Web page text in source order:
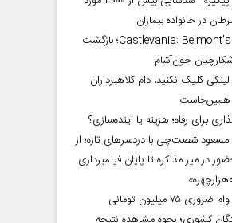
در خانواده بیماران
Castlevania: Belmont’s Curse؛ بازگشت
خون‌آشام
کلیک نکنید، دام کلاهبرداران
همین‌جاست
برای رفاه؛ هزینه یا آینده‌سازی؟
شصت‌چی با دردسر‌های تازه؛ از
در میز مذاکره تا پایان فیلمبرداری
استعلام وام ضروری ۷۵ میلیون تومانی